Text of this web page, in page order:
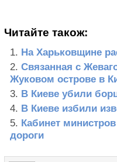
Читайте також:
На Харьковщине
Связанная с
Жуковом острове в
В Киеве убили
В Киеве избили
Кабинет
дороги